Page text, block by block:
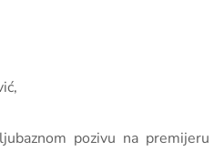
pozivu na premijeru